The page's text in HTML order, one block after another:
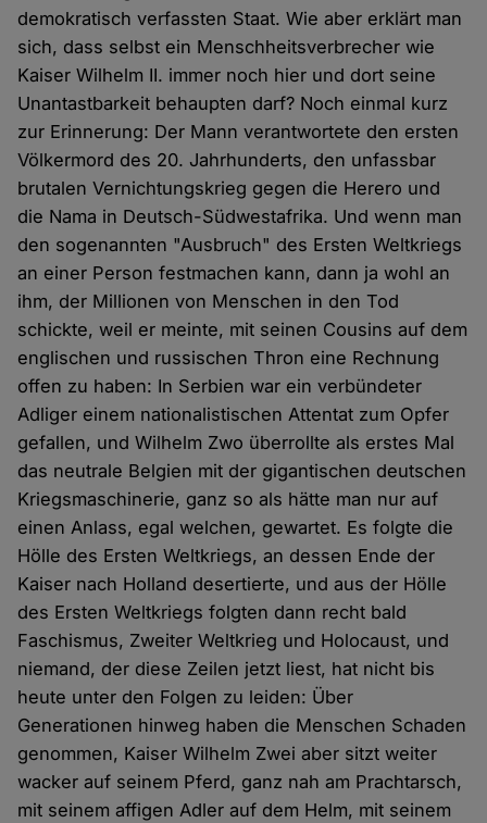
demokratisch verfassten Staat. Wie aber erklärt man
sich, dass selbst ein Menschheitsverbrecher wie
Kaiser Wilhelm II. immer noch hier und dort seine
Unantastbarkeit behaupten darf? Noch einmal kurz
zur Erinnerung: Der Mann verantwortete den ersten
Völkermord des 20. Jahrhunderts, den unfassbar
brutalen Vernichtungskrieg gegen die Herero und
die Nama in Deutsch-Südwestafrika. Und wenn man
den sogenannten "Ausbruch" des Ersten Weltkriegs
an einer Person festmachen kann, dann ja wohl an
ihm, der Millionen von Menschen in den Tod
schickte, weil er meinte, mit seinen Cousins auf dem
englischen und russischen Thron eine Rechnung
offen zu haben: In Serbien war ein verbündeter
Adliger einem nationalistischen Attentat zum Opfer
gefallen, und Wilhelm Zwo überrollte als erstes Mal
das neutrale Belgien mit der gigantischen deutschen
Kriegsmaschinerie, ganz so als hätte man nur auf
einen Anlass, egal welchen, gewartet. Es folgte die
Hölle des Ersten Weltkriegs, an dessen Ende der
Kaiser nach Holland desertierte, und aus der Hölle
des Ersten Weltkriegs folgten dann recht bald
Faschismus, Zweiter Weltkrieg und Holocaust, und
niemand, der diese Zeilen jetzt liest, hat nicht bis
heute unter den Folgen zu leiden: Über
Generationen hinweg haben die Menschen Schaden
genommen, Kaiser Wilhelm Zwei aber sitzt weiter
wacker auf seinem Pferd, ganz nah am Prachtarsch,
mit seinem affigen Adler auf dem Helm, mit seinem